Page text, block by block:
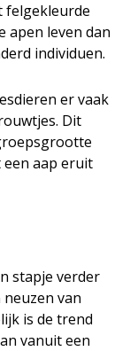
felgekleurde
apen leven dan
individuen.
er vaak
Dit
aap eruit
stapje verder
van
is de trend
vanuit een